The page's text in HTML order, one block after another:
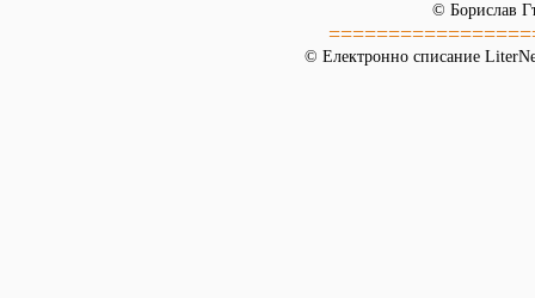
© Борислав
© Електронно списание